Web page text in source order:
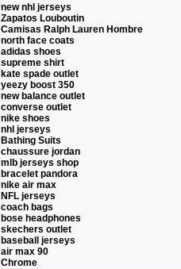
new nhl jerseys
Zapatos Louboutin
Camisas Ralph Lauren Hombre
north face coats
adidas shoes
supreme shirt
kate spade outlet
yeezy boost 350
new balance outlet
converse outlet
nike shoes
nhl jerseys
Bathing Suits
chaussure jordan
mlb jerseys shop
bracelet pandora
nike air max
NFL jerseys
coach bags
bose headphones
skechers outlet
baseball jerseys
air max 90
Chrome